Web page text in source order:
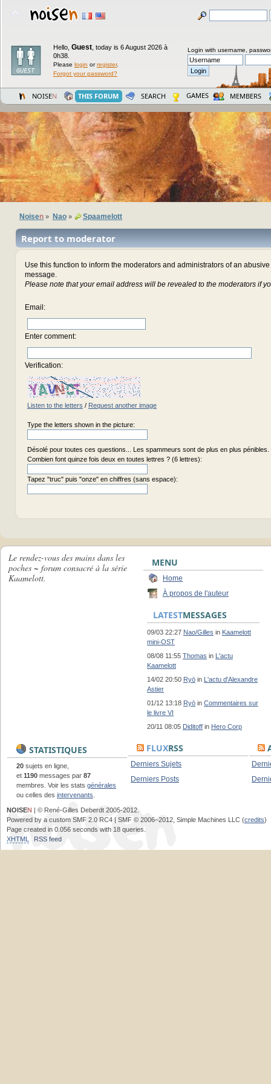
Hello, Guest today is 6 August 2026 à
0h38.
Please login orregister.
Forgot your password?
Login with username,
NOISEN THIS FORUM SEARCH GAMES MEMBERS
Noisen » Nao» Spaamelott
Report to moderator
Use this function to inform the moderators and administrators of an
message.
Please note that your email address will be revealed to the moderators if
Email :
Enter comment:
Verification:
Listen to the letters / Request another image
Type the letters shown in the picture:
Désolé pour toutes ces questions... Les spammeurs sont de plus en plus pénibles.
Combien font quinze fois deux en toutes lettres ? (6 lettres):
Tapez "truc" puis "onze" en chiffres (sans espace):
Le rendez-vous des mains dans les
poches ~ forum consacré à la série
Kaamelott.
MENU
Home
À propos de l'auteur
LATESTMESSAGES
09/03 22:27 Nao/Gilles in Kaamelott
mini-OST
08/08 11:55 Thomas in L'actu
Kaamelott
14/02 20:50 Ryō in L'actu d'Alexandre
Astier
01/12 13:18 Ryō in Commentaires sur
le livre VI
20/11 08:05 Diditoff in Hero Corp
STATISTIQUES
20 sujets en ligne,
et 1190 messages par 87
membres. Voir les stats générales
ou celles des intervenants
FLUXRSS
Derniers Sujets
Derniers Posts
NOISEN | © René-Gilles Deberdt 2005-2012.
Powered by a custom SMF 2.0 RC4 | SMF © 2006–2012, Simple Machines LLC (credits)
Page created in 0.056 seconds with 18 queries.
XHTML
RSS feed